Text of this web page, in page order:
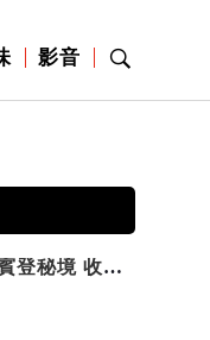
影音
探索瑞士格勞賓登秘境 收藏六種阿爾卑斯夏日療癒之旅